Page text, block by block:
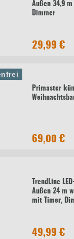
Außen 34,9
Dimmer
29,99 €
Primaster
69,00 €
TrendLine
Außen 24 m
mit Timer,
49,99 €